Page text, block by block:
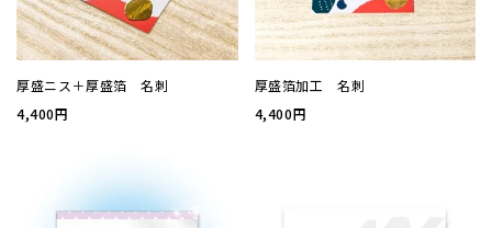
厚盛
浮き
厚盛ニス＋厚盛箔 名刺
4,400円
厚盛箔加工 名刺
4,400円